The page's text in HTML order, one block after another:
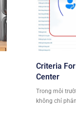
Criteria
Center
Trong môi
không chỉ